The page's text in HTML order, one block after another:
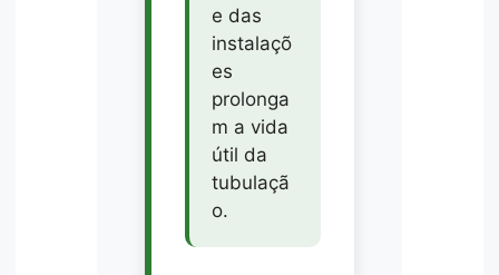
e das
instalaçõ
es
prolonga
m a vida
útil da
tubulaçã
o.